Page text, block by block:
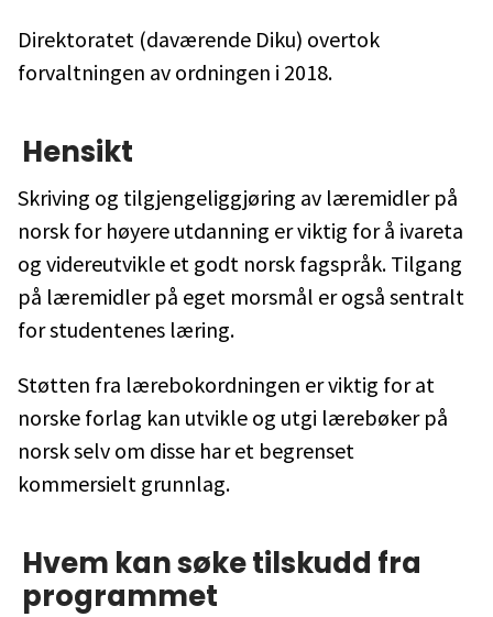
Direktoratet (daværende Diku) overtok
forvaltningen av ordningen i 2018.
Hensikt
Skriving og tilgjengeliggjøring av læremidler på
norsk for høyere utdanning er viktig for å ivareta
og videreutvikle et godt norsk fagspråk. Tilgang
på læremidler på eget morsmål er også sentralt
for studentenes læring.
Støtten fra lærebokordningen er viktig for at
norske forlag kan utvikle og utgi lærebøker på
norsk selv om disse har et begrenset
kommersielt grunnlag.
Hvem kan søke tilskudd fra
programmet